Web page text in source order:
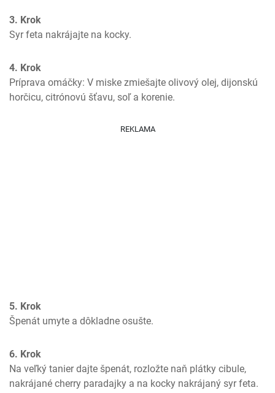
3. Krok
Syr feta nakrájajte na kocky.
4. Krok
Príprava omáčky: V miske zmiešajte olivový olej, dijonskú
horčicu, citrónovú šťavu, soľ a korenie.
REKLAMA
5. Krok
Špenát umyte a dôkladne osušte.
6. Krok
Na veľký tanier dajte špenát, rozložte naň plátky cibule,
nakrájané cherry paradajky a na kocky nakrájaný syr feta.